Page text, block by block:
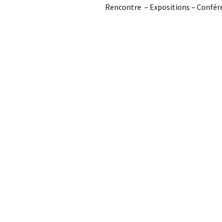
Rencontre – Expositions –